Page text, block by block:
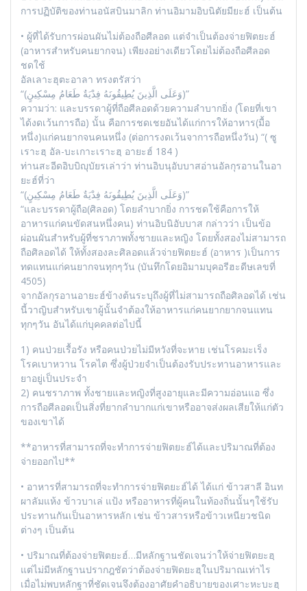
การปฏิบัติของท่านอนัสบินมาลิก ท่านอิมามอิบนิตัยมียะฮ์ เป็นต้น
• ผู้ที่ได้รับการผ่อนผันไม่ต้องถือศีลอด แต่จำเป็นต้องจ่ายฟิตยะฮ์
(อาหารสำหรับคนยากจน) เพียงอย่างเดียวโดยไม่ต้องถือศีลอด
ชดใช้
อัลเลาะฮุตะอาลา ทรงตรัสว่า
“(وَعَلَى الَّذِينَ يُطِيقُونَهُ فِدْيَةٌ طَعَامُ مِسْكِينٍ)”
ความว่า: และบรรดาผู้ที่ถือศีลอดด้วยความลำบากยิ่ง (โดยที่เขา
ได้งดเว้นการถือ) นั้น คือการชดเชยอันได้แก่การให้อาหาร(มื้อ
หนึ่ง)แก่คนยากจนคนหนึ่ง (ต่อการงดเว้นจาการถือหนึ่งวัน) “( ซู
เราะฮฺ อัล-บะเกาะเราะฮฺ อายะฮ์ 184 )
ท่านสะอีดอิบบิญุบัยรเล่าว่า ท่านอิบนุอับบาสอ่านอัลกุรอานในอา
ยะฮ์ที่ว่า
“(وَعَلَى الَّذِينَ يُطِيقُونَهُ فِدْيَةٌ طَعَامُ مِسْكِينٍ)”
“และบรรดาผู้ถือ(ศิลอด) โดยลำบากยิ่ง การชดใช้คือการให้
อาหารแก่คนขัดสนหนึ่งคน) ท่านอิบนิอับบาส กล่าวว่า เป็นข้อ
ผ่อนผันสำหรับผู้ที่ชราภาพทั้งชายและหญิง โดยทั้งสองไม่สามารถ
ถือศิลอดได้ ให้ทั้งสองละศิลอดแล้วจ่ายฟิตยะฮ์ (อาหาร )เป็นการ
ทดแทนแก่คนยากจนทุกๆวัน (บันทึกโดยอิมามบุคอรีฮะดีษเลขที่
4505)
จากอัลกุรอานอายะฮ์ข้างต้นระบุถึงผู้ที่ไม่สามารถถือศิลอดได้ เช่น
นี้วาญิบสำหรับเขาผู้นั้นจำต้องให้อาหารแก่คนยากยากจนแทน
ทุกๆวัน อันได้แก่บุคคลต่อไปนี้
1) คนป่วยเรื้อรัง หรือคนป่วยไม่มีหวังที่จะหาย เช่นโรคมะเร็ง
โรคเบาหวาน โรคไต ซึ่งผู้ป่วยจำเป็นต้องรับประทานอาหารและ
ยาอยู่เป็นประจำ
2) คนชราภาพ ทั้งชายและหญิงที่สูงอายุและมีความอ่อนแอ ซึ่ง
การถือศีลอดเป็นสิ่งที่ยากลำบากแก่เขาหรืออาจส่งผลเสียให้แก่ตัว
ของเขาได้
**อาหารที่สามารถที่จะทำการจ่ายฟิตยะฮ์ได้และปริมาณที่ต้อง
จ่ายออกไป**
• อาหารที่สามารถที่จะทำการจ่ายฟิตยะฮ์ได้ ได้แก่ ข้าวสาลี อินท
ผาลัมแห้ง ข้าวบาเล่ แป้ง หรืออาหารที่ผู้คนในท้องถิ่นนั้นๆใช้รับ
ประทานกันเป็นอาหารหลัก เช่น ข้าวสารหรือข้าวเหนียวชนิด
ต่างๆ เป็นต้น
• ปริมาณที่ต้องจ่ายฟิตยะฮ์…มีหลักฐานชัดเจนว่าให้จ่ายฟิตยะฮฺ
แต่ไม่มีหลักฐานปรากฎชัดว่าต้องจ่ายฟิดยะฮฺในปริมาณเท่าไร
เมื่อไม่พบหลักฐาที่ชัดเจนจึงต้องอาศัยคำอธิบายของเศาะหะบะฮฺ